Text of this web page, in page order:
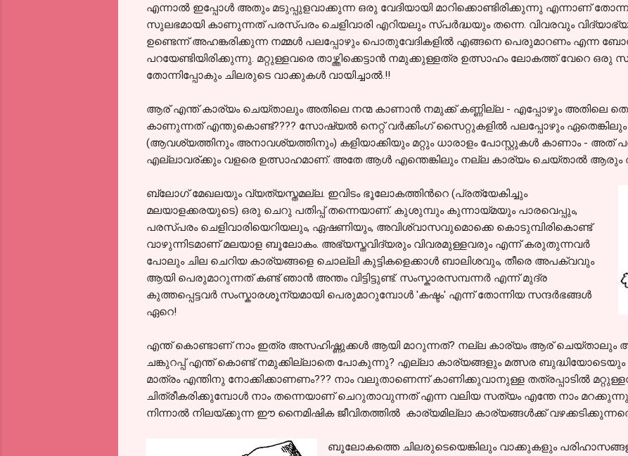
എന്നാല്‍ ഇപ്പോള്‍ അതും മടുപ്പുളവാക്കുന്ന ഒരു വേദിയായി മാറിക്കൊണ്ടിരിക്കുന്നു എന്നാണ്
സുലഭമായി കാണുന്നത് പരസ്പരം ചെളിവാരി എറിയലും സ്പര്‍ദ്ധയും തന്നെ. വിവരവും
ഉണ്ടെന്ന് അഹങ്കരിക്കുന്ന നമ്മള്‍ പലപ്പോഴും പൊതുവേദികളില്‍ എങ്ങനെ പെരുമാറണം എന്ന
പറയേണ്ടിയിരിക്കുന്നു. മറ്റുള്ളവരെ താഴ്ത്തിക്കെട്ടാന്‍ നമുക്കുള്ളത്ര ഉത്സാഹം ലോകത്ത് വേറെ
തോന്നിപ്പോകും ചിലരുടെ വാക്കുകള്‍ വായിച്ചാല്‍.!!
ആര് എന്ത് കാര്യം ചെയ്താലും അതിലെ നന്മ കാണാന്‍ നമുക്ക് കണ്ണില്ല - എപ്പോഴും അതിലെ
കാണുന്നത് എന്തുകൊണ്ട്???? സോഷ്യല്‍ നെറ്റ് വര്‍ക്കിംഗ് സൈറ്റുകളില്‍ പലപ്പോഴും
(ആവശ്യത്തിനും അനാവശ്യത്തിനും) കളിയാക്കിയും മറ്റും ധാരാളം പോസ്റ്റുകള്‍ കാണാം - അത്
എല്ലാവര്ക്കും വളരെ ഉത്സാഹമാണ്. അതേ ആള്‍ എന്തെങ്കിലും നല്ല കാര്യം ചെയ്‌താല്‍ ആരും
ബ്ലോഗ്‌ മേഖലയും വ്യത്യസ്തമല്ല. ഇവിടം ഭൂലോകത്തിന്‍റെ (പ്രത്യേകിച്ചും
മലയാളക്കരയുടെ) ഒരു ചെറു പതിപ്പ് തന്നെയാണ്. കുശുമ്പും കുന്നായ്മയും പാരവെപ്പും,
പരസ്പരം ചെളിവാരിയെറിയലും, ഏഷണിയും, അവിശ്വാസവുമൊക്കെ കൊടുമ്പിരികൊണ്ട്
വാഴുന്നിടമാണ് മലയാള ബൂലോകം. അഭ്യസ്തവിദ്യരും വിവരമുള്ളവരും എന്ന്‍ കരുതുന്നവര്‍
പോലും ചില ചെറിയ കാര്യങ്ങളെ ചൊല്ലി കുട്ടികളെക്കാള്‍ ബാലിശവും, തീരെ അപക്വവും
ആയി പെരുമാറുന്നത് കണ്ട് ഞാന്‍ അന്തം വിട്ടിട്ടുണ്ട്. സംസ്കാരസമ്പന്നര്‍ എന്ന്‍ മുദ്ര
കുത്തപ്പെട്ടവര്‍ സംസ്കാരശൂന്യമായി പെരുമാറുമ്പോള്‍ 'കഷ്ടം' എന്ന്‍ തോന്നിയ സന്ദര്‍ഭങ്ങള്‍
ഏറെ!
എന്ത് കൊണ്ടാണ് നാം ഇത്ര അസഹിഷ്ണുക്കള്‍ ആയി മാറുന്നത്? നല്ല കാര്യം ആര് ചെയ്താലും
ചങ്കുറപ്പ് എന്ത് കൊണ്ട് നമുക്കില്ലാതെ പോകുന്നു? എല്ലാ കാര്യങ്ങളും മത്സര
മാത്രം എന്തിനു നോക്കിക്കാണണം??? നാം വലുതാണെന്ന് കാണിക്കുവാനുള്ള തത്രപ്പാടില്‍
ചിത്രീകരിക്കുമ്പോള്‍ നാം തന്നെയാണ് ചെറുതാവുന്നത് എന്ന വലിയ സത്യം എന്തേ നാം
നിന്നാല്‍ നിലയ്ക്കുന്ന ഈ നൈമിഷിക ജീവിതത്തില്‍ കാര്യമില്ലാ കാര്യങ്ങള്‍ക്ക്
ബൂലോകത്തെ ചിലരുടെയെങ്കിലും വാക്കുകളും